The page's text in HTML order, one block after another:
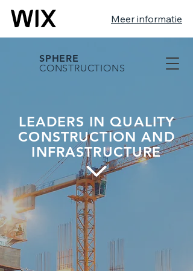
Meer informatie